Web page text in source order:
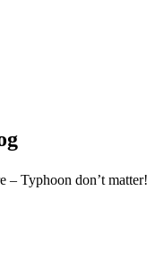
Typhoon don’t matter!